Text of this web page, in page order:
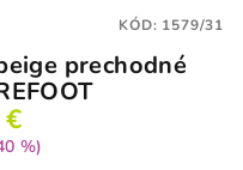
prechodné
%)
KÓD: 1579/31